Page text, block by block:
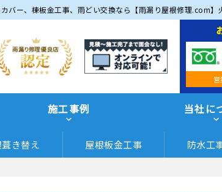
バー、棟板金工事、雨どい交換なら【雨漏り屋根修理.com】
施工事例 当社に
き替え 屋根板金工事 防水工